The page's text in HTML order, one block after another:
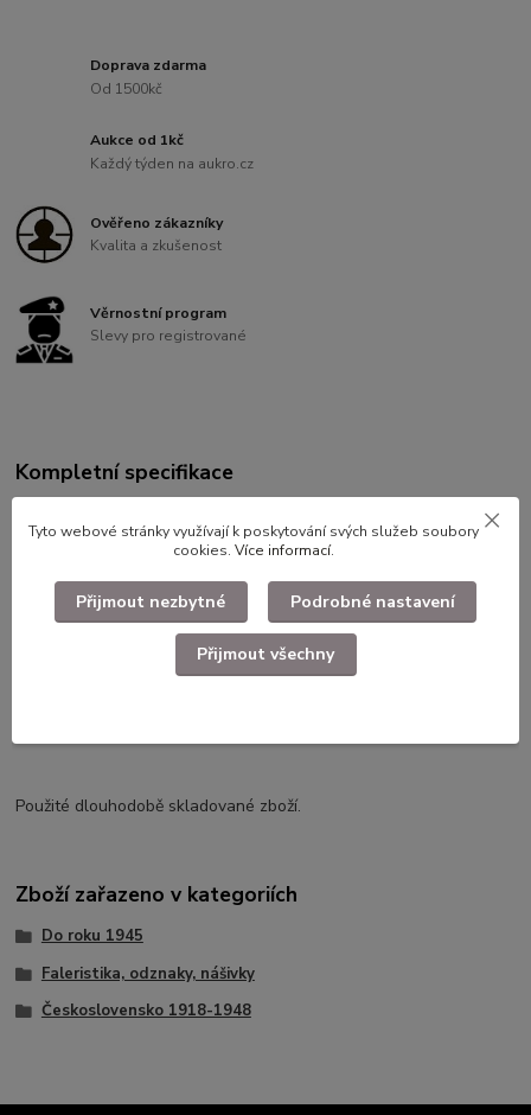
Doprava zdarma
Od 1500kč
Aukce od 1kč
Každý týden na aukro.cz
Ověřeno zákazníky
Kvalita a zkušenost
Věrnostní program
Slevy pro registrované
Kompletní specifikace
Čepicový odznak RČS - V moc
pěkném stavu, ilustrační foto.
Všechny kusy skladem v takto
pěkném stavu.
Použité dlouhodobě skladované zboží.
Zboží zařazeno v kategoriích
Do roku 1945
Faleristika, odznaky, nášivky
Československo 1918-1948
Tyto webové stránky využívají k poskytování svých služeb soubory
cookies. Více informací.
Přijmout nezbytné Podrobné nastavení
Přijmout všechny